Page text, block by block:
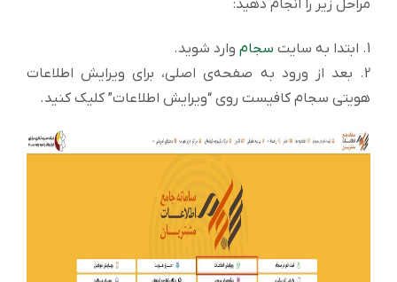
مراحل زیر را انجام دهید:
1. ابتدا به سایت سجام وارد شوید.
2. بعد از ورود به صفحه‌ی اصلی، برای ویرایش اطلاعات
هویتی سجام کافیست روی “ویرایش اطلاعات” کلیک کنید.